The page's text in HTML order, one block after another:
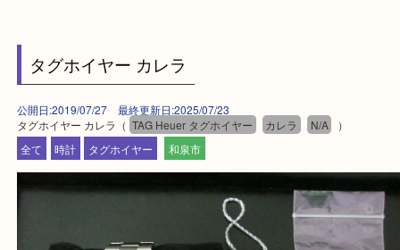
HOME
タグホイヤー カレラ
タグホイヤー カレラ（ TAG Heuer タグホイヤー カレラ N/A ）